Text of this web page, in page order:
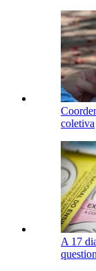
coletiva
A 17